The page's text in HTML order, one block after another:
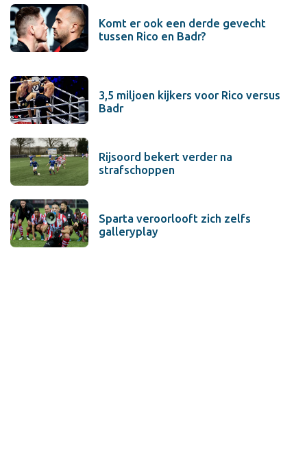
Komt er ook een derde gevecht
tussen Rico en Badr?
3,5 miljoen kijkers voor Rico versus
Badr
Rijsoord bekert verder na
strafschoppen
Sparta veroorlooft zich zelfs
galleryplay